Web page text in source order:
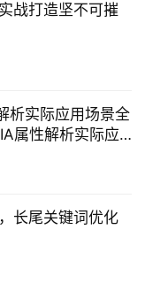
战打造坚不可摧
析实际应用场景全
属性解析实际应
长尾关键词优化